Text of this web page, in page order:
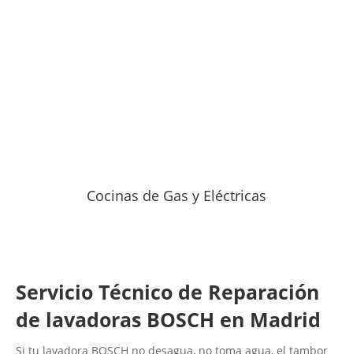
Cocinas de Gas y Eléctricas
Servicio Técnico de Reparación
de lavadoras BOSCH en Madrid
Si tu lavadora BOSCH no desagua, no toma agua, el tambor